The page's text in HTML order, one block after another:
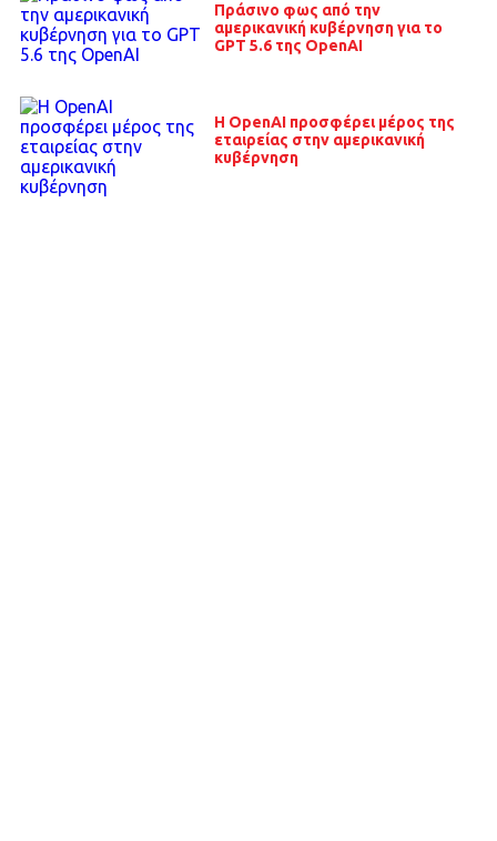
Πράσινο φως από την
αμερικανική κυβέρνηση για το
GPT 5.6 της OpenAI
Η OpenAI προσφέρει μέρος της
εταιρείας στην αμερικανική
κυβέρνηση